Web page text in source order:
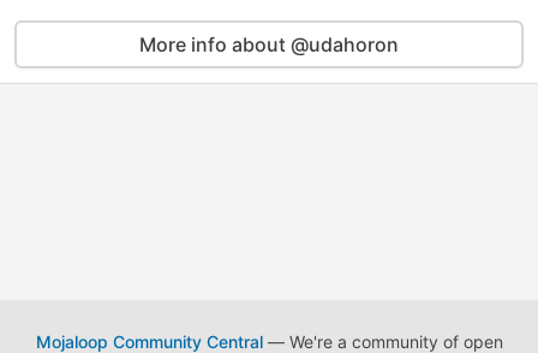
More info about @udahoron
Mojaloop Community Central— We're a community of open